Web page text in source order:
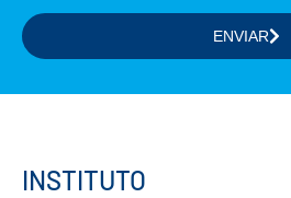
Formação de Educadores
ENVIAR
INSTITUTO